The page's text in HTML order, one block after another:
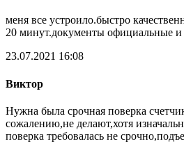
меня все устроило.быстро
20 минут.документы официальные
23.07.2021 16:08
Виктор
Нужна была срочная поверка
сожалению,не делают,хотя
поверка требовалась не